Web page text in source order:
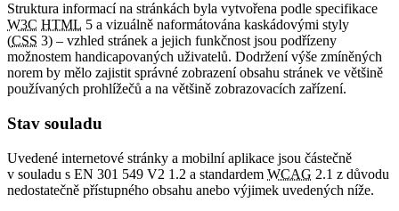
Struktura informací na stránkách byla vytvořena podle specifikace
W3C HTML 5 a vizuálně naformátována kaskádovými styly
(CSS 3) – vzhled stránek a jejich funkčnost jsou podřízeny
možnostem handicapovaných uživatelů. Dodržení výše zmíněných
norem by mělo zajistit správné zobrazení obsahu stránek ve většině
používaných prohlížečů a na většině zobrazovacích zařízení.
Stav souladu
Uvedené internetové stránky a mobilní aplikace jsou částečně
v souladu s EN 301 549 V2 1.2 a standardem WCAG 2.1 z důvodu
nedostatečně přístupného obsahu anebo výjimek uvedených níže.